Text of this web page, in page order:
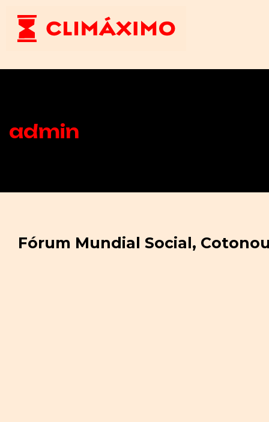
admin
Fórum Mundial Social,